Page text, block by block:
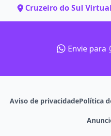
Cruzeiro do Sul
Envie para
Aviso de privacidadePolítica